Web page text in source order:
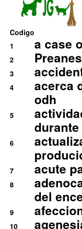
Codigo
1
a case
2
3
4
acerca
odh
5
6
7 acute
8
del
9
10